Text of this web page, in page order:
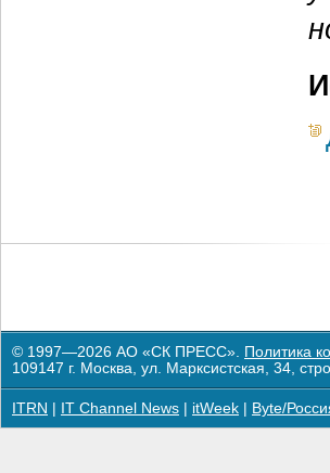
© 1997—2026 АО «СК ПРЕСС». Политика
109147 г. Москва, ул. Марксистская, 34,
ITRN IT Channel News itWeek Byte/